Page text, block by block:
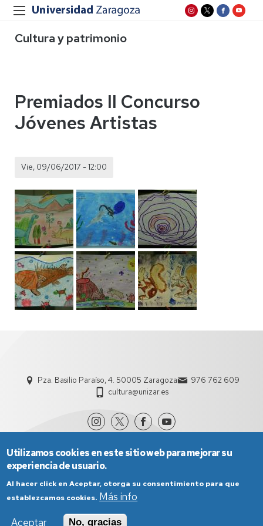
Cultura y patrimonio
Premiados II Concurso
Jóvenes Artistas
Vie, 09/06/2017 - 12:00
Pza. Basilio Paraíso, 4. 50005 Zaragoza
976 762 609
cultura@unizar.es
Utilizamos cookies en este sitio web para mejorar su
experiencia de usuario.
Al hacer click en Aceptar, otorga su consentimiento para que
establezcamos cookies. Más info
Aceptar
No, gracias